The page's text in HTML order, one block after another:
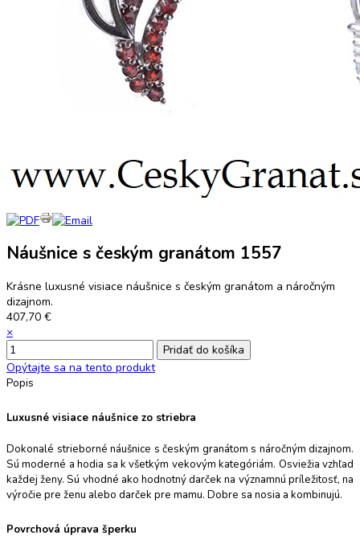
Náušnice s českým granátom 1557
Krásne luxusné visiace náušnice s českým granátom a náročným
dizajnom.
407,70 €
×
Opýtajte sa na tento produkt
Popis
Luxusné visiace náušnice zo striebra
Dokonalé strieborné náušnice s českým granátom s náročným dizajnom.
Sú moderné a hodia sa k všetkým vekovým kategóriám. Osviežia vzhľad
každej ženy. Sú vhodné ako hodnotný darček na významnú príležitosť, na
výročie pre ženu alebo darček pre mamu. Dobre sa nosia a kombinujú.
Povrchová úprava šperku